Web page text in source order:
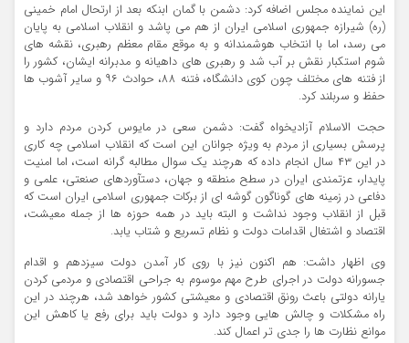
این نماینده مجلس اضافه کرد: دشمن با گمان ابنکه بعد از ارتحال امام خمینی
(ره) شیرازه جمهوری اسلامی ایران از هم می پاشد و انقلاب اسلامی به پایان
می رسد، اما با انتخاب هوشمندانه و به موقع مقام معظم رهبری، نقشه های
شوم استکبار نقش بر آب شد و رهبری های داهیانه و مدبرانه ایشان، کشور را
از فتنه های مختلف چون کوی دانشگاه، فتنه ۸۸، حوادث ۹۶ و سایر آشوب ها
حفظ و سربلند کرد.
حجت الاسلام آزادیخواه گفت: دشمن سعی در مایوس کردن مردم دارد و
پرسش بسیاری از مردم به ویژه جوانان این است که انقلاب اسلامی چه کاری
در این ۴۳ سال انجام داده که هرچند یک سوال مطالبه گرانه است، اما امنیت
پایدار، عزتمندی ایران در سطح منطقه و جهان، دستآوردهای صنعتی، علمی و
دفاعی در زمینه های گوناگون گوشه ای از برکات جمهوری اسلامی ایران است که
قبل از انقلاب وجود نداشت و البته باید در همه حوزه ها از جمله معیشت،
اقتصاد و اشتغال اقدامات دولت و نظام تسریع و شتاب یابد.
وی اظهار داشت: هم اکنون نیز با روی کار آمدن دولت سیزدهم و اقدام
جسورانه دولت در اجرای طرح مهم موسوم به جراحی اقتصادی و مردمی کردن
یارانه دولتی باعث رونق اقتصادی و معیشتی کشور خواهد شد، هرچند در این
راه مشکلات و چالش هایی وجود دارد و دولت باید برای رفع یا کاهش این
موانع نظارت ها را جدی تر اعمال کند.